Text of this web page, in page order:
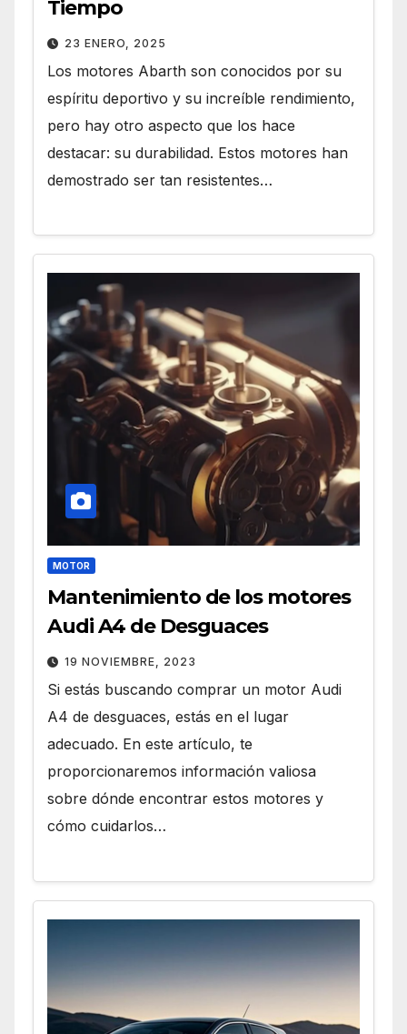
Tiempo
23 ENERO, 2025
Los motores Abarth son conocidos por su
espíritu deportivo y su increíble rendimiento,
pero hay otro aspecto que los hace
destacar: su durabilidad. Estos motores han
demostrado ser tan resistentes…
MOTOR
Mantenimiento de los motores
Audi A4 de Desguaces
19 NOVIEMBRE, 2023
Si estás buscando comprar un motor Audi
A4 de desguaces, estás en el lugar
adecuado. En este artículo, te
proporcionaremos información valiosa
sobre dónde encontrar estos motores y
cómo cuidarlos…